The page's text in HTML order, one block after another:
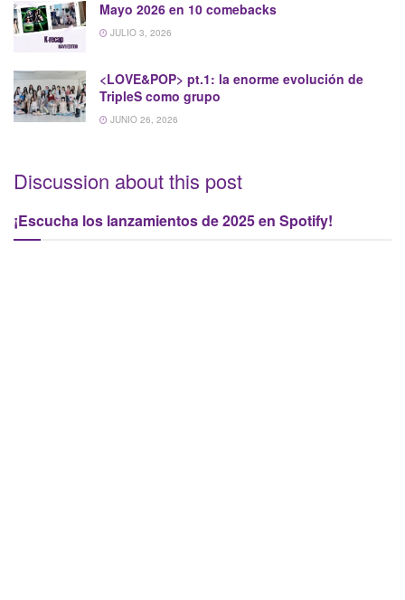
Mayo 2026 en 10 comebacks
JULIO 3, 2026
<LOVE&POP> pt.1: la enorme evolución de
TripleS como grupo
JUNIO 26, 2026
Discussion about this post
¡Escucha los lanzamientos de 2025 en Spotify!